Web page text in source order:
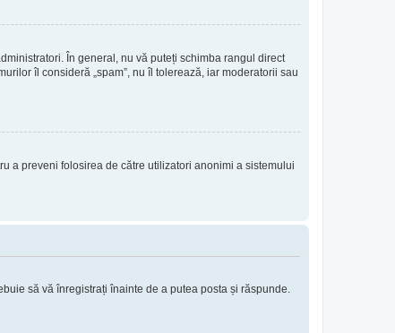
În general, nu vă puteți schimba rangul direct
îl consideră „spam”, nu îl tolerează, iar moderatorii sau
a preveni folosirea de către utilizatori anonimi a sistemului
să vă înregistrați înainte de a putea posta și răspunde.